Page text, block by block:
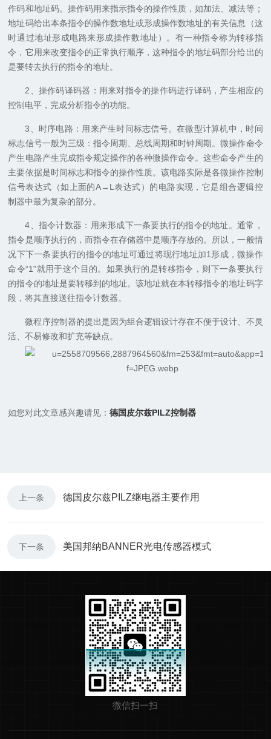
作码和地址码。操作码用来指示指令的操作性质，如加法、减法等；
地址码给出本条指令的操作数地址或形成操作数地址的有关信息（这
时通过地址形成电路来形成操作数地址）。有一种指令称为转移指
令，它用来改变指令的正常执行顺序，这种指令的地址码部分给出的
是要转去执行的指令的地址。
2、操作码译码器：用来对指令的操作码进行译码，产生相应的
控制电平，完成分析指令的功能。
3、时序电路：用来产生时间标志信号。在微型计算机中，时间
标志信号一般为三级：指令周期、总线周期和时钟周期。微操作命令
产生电路产生完成指令规定操作的各种微操作命令。这些命令产生的
主要依据是时间标志和指令的操作性质。该电路实际是各微操作控制
信号表达式（如上面的A→L表达式）的电路实现，它是组合逻辑控
制器中最为复杂的部分。
4、指令计数器：用来形成下一条要执行的指令的地址。通常，
指令是顺序执行的，而指令在存储器中是顺序存放的。所以，一般情
况下下一条要执行的指令的地址可通过将现行地址加1形成，微操作
命令“1"就用于这个目的。如果执行的是转移指令，则下一条要执行
的指令的地址是要转移到的地址。该地址就在本转移指令的地址码字
段，将其直接送往指令计数器。
微程序控制器的提出是因为组合逻辑设计存在不便于设计、不灵
活、不易修改和扩充等缺点。
如您对此文章感兴趣请见：德国皮尔兹PILZ控制器
上一条 德国皮尔兹PILZ继电器主要作用
下一条 美国邦纳BANNER光电传感器模式
微信扫一扫